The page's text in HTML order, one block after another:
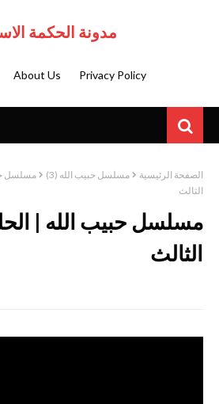
مدونة الحكمة
Privacy Policy
About Us
الصفحة الرئيسية مسلسل حبيب الله (3)
الثالث
الثالث